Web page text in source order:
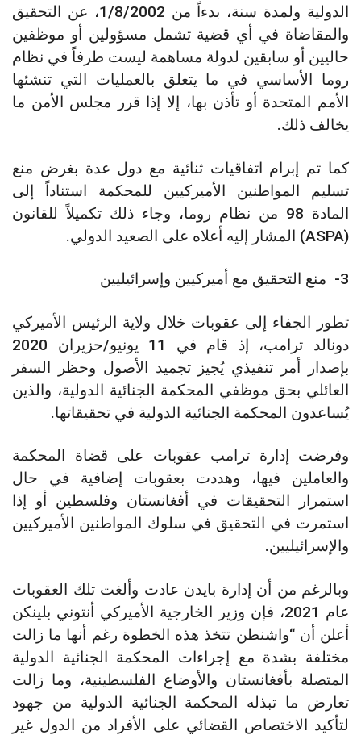
الدولية ولمدة سنة، بدءاً من 1/8/2002، عن التحقيق
والمقاضاة في أي قضية تشمل مسؤولين أو موظفين
حاليين أو سابقين لدولة مساهمة ليست طرفاً في نظام
روما الأساسي في ما يتعلق بالعمليات التي تنشئها
الأمم المتحدة أو تأذن بها، إلا إذا قرر مجلس الأمن ما
يخالف ذلك.
كما تم إبرام اتفاقيات ثنائية مع دول عدة بغرض منع
تسليم المواطنين الأميركيين للمحكمة استناداً إلى
المادة 98 من نظام روما، وجاء ذلك تكميلاً للقانون
(ASPA) المشار إليه أعلاه على الصعيد الدولي.
3- منع التحقيق مع أميركيين وإسرائيليين
تطور الجفاء إلى عقوبات خلال ولاية الرئيس الأميركي
دونالد ترامب، إذ قام في 11 يونيو/حزيران 2020
بإصدار أمر تنفيذي يُجيز تجميد الأصول وحظر السفر
العائلي بحق موظفي المحكمة الجنائية الدولية، والذين
يُساعدون المحكمة الجنائية الدولية في تحقيقاتها.
وفرضت إدارة ترامب عقوبات على قضاة المحكمة
والعاملين فيها، وهددت بعقوبات إضافية في حال
استمرار التحقيقات في أفغانستان وفلسطين أو إذا
استمرت في التحقيق في سلوك المواطنين الأميركيين
والإسرائيليين.
وبالرغم من أن إدارة بايدن عادت وألغت تلك العقوبات
عام 2021، فإن وزير الخارجية الأميركي أنتوني بلينكن
أعلن أن “واشنطن تتخذ هذه الخطوة رغم أنها ما زالت
مختلفة بشدة مع إجراءات المحكمة الجنائية الدولية
المتصلة بأفغانستان والأوضاع الفلسطينية، وما زالت
تعارض ما تبذله المحكمة الجنائية الدولية من جهود
لتأكيد الاختصاص القضائي على الأفراد من الدول غير